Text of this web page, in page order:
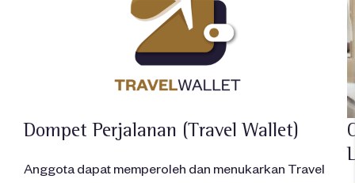
Dompet Perjalanan (Travel Wallet)
Anggota dapat memperoleh dan menukarkan Travel